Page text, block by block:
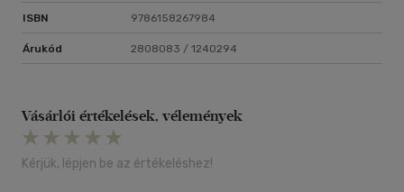
ISBN 9786158267984
Árukód 2808083 / 1240294
Vásárlói értékelések, vélemények
Kérjük, lépjen be az értékeléshez!